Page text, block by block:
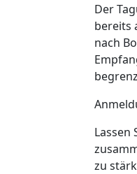
Der
bereits
nach
Lassen
zu